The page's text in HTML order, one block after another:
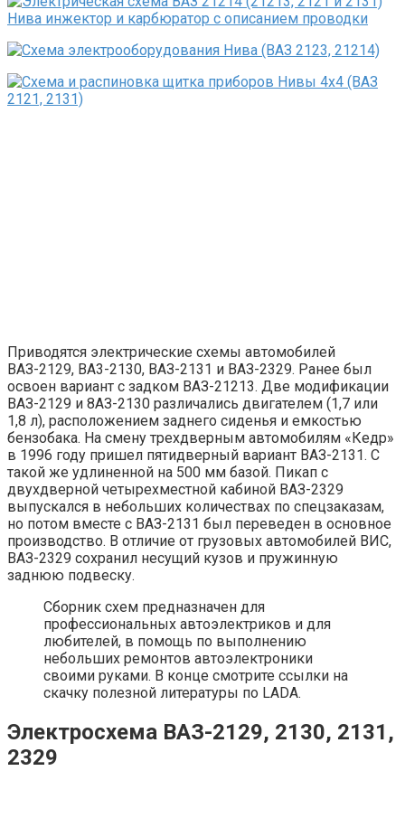
Приводятся электрические схемы автомобилей
ВАЗ-2129, BA3-2130, ВАЗ-2131 и ВАЗ-2329. Ранее был
освоен вариант с задком ВАЗ-21213. Две модификации
ВАЗ-2129 и 8АЗ-2130 различались двигателем (1,7 или
1,8 л), расположением заднего сиденья и емкостью
бензобака. На смену трехдверным автомобилям «Кедр»
в 1996 году пришел пятидверный вариант ВАЗ-2131. С
такой же удлиненной на 500 мм базой. Пикап с
двухдверной четырехместной кабиной ВАЗ-2329
выпускался в небольших количествах по спецзаказам,
но потом вместе с ВАЗ-2131 был переведен в основное
производство. В отличие от грузовых автомобилей ВИС,
ВАЗ-2329 сохранил несущий кузов и пружинную
заднюю подвеску.
Сборник схем предназначен для
профессиональных автоэлектриков и для
любителей, в помощь по выполнению
небольших ремонтов автоэлектроники
своими руками. В конце смотрите ссылки на
скачку полезной литературы по LADA.
Электросхема ВАЗ-2129, 2130, 2131,
2329